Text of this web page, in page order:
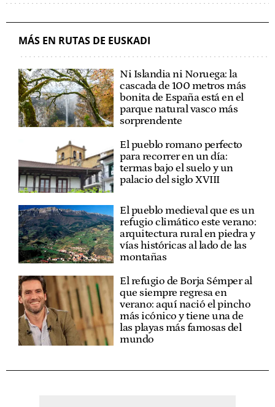
MÁS EN RUTAS DE EUSKADI
Ni Islandia ni Noruega: la
cascada de 100 metros más
bonita de España está en el
parque natural vasco más
sorprendente
El pueblo romano perfecto
para recorrer en un día:
termas bajo el suelo y un
palacio del siglo XVIII
El pueblo medieval que es un
refugio climático este verano:
arquitectura rural en piedra y
vías históricas al lado de las
montañas
El refugio de Borja Sémper al
que siempre regresa en
verano: aquí nació el pincho
más icónico y tiene una de
las playas más famosas del
mundo